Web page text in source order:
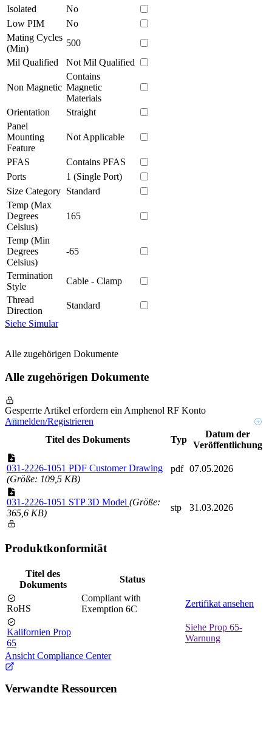
Isolated
No
Low PIM
No
Mating Cycles
(Min)
500
Mil Qualified
Not Mil Qualified
Non Magnetic
Contains
Magnetic
Materials
Orientation
Straight
Panel
Mounting
Feature
Not Applicable
PFAS
Contains PFAS
Ports
1 (Single Port)
Size Category Standard
Temp (Max
Degrees
Celsius)
165
Temp (Min
Degrees
Celsius)
-65
Termination
Style
Cable - Clamp
Thread
Direction
Standard
Siehe Simular
Alle zugehörigen Dokumente
Alle zugehörigen Dokumente
Gesperrte Artikel erfordern ein Amphenol RF Konto
Anmelden/Registrieren
Titel des Dokuments
Typ
Datum der
Veröffentlichung
031-2226-1051 PDF Customer Drawing
(Größe: 109,5 KB)
pdf 07.05.2026
031-2226-1051 STP 3D Model (Größe:
365,6 KB)
stp 31.03.2026
Produktkonformität
Titel des
Dokuments
Status
RoHS
Compliant with
Exemption 6C
Zertifikat ansehen
Kalifornien Prop
65
Siehe Prop 65-
Warnung
Ansicht Compliance Center
Verwandte Ressourcen